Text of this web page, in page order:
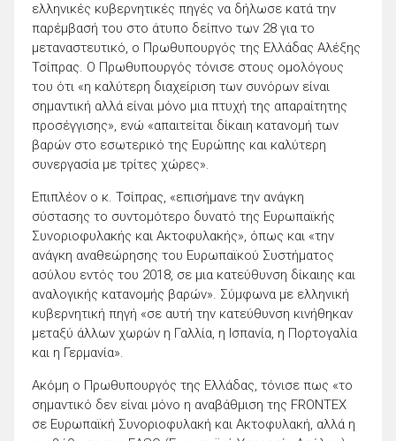
ελληνικές κυβερνητικές πηγές να δήλωσε κατά την
παρέμβασή του στο άτυπο δείπνο των 28 για το
μεταναστευτικό, ο Πρωθυπουργός της Ελλάδας Αλέξης
Τσίπρας. Ο Πρωθυπουργός τόνισε στους ομολόγους
του ότι «η καλύτερη διαχείριση των συνόρων είναι
σημαντική αλλά είναι μόνο μια πτυχή της απαραίτητης
προσέγγισης», ενώ «απαιτείται δίκαιη κατανομή των
βαρών στο εσωτερικό της Ευρώπης και καλύτερη
συνεργασία με τρίτες χώρες».
Επιπλέον ο κ. Τσίπρας, «επισήμανε την ανάγκη
σύστασης το συντομότερο δυνατό της Ευρωπαϊκής
Συνοριοφυλακής και Ακτοφυλακής», όπως και «την
ανάγκη αναθεώρησης του Ευρωπαϊκού Συστήματος
ασύλου εντός του 2018, σε μια κατεύθυνση δίκαιης και
αναλογικής κατανομής βαρών». Σύμφωνα με ελληνική
κυβερνητική πηγή «σε αυτή την κατεύθυνση κινήθηκαν
μεταξύ άλλων χωρών η Γαλλία, η Ισπανία, η Πορτογαλία
και η Γερμανία».
Ακόμη ο Πρωθυπουργός της Ελλάδας, τόνισε πως «το
σημαντικό δεν είναι μόνο η αναβάθμιση της FRONTEX
σε Ευρωπαϊκή Συνοριοφυλακή και Ακτοφυλακή, αλλά η